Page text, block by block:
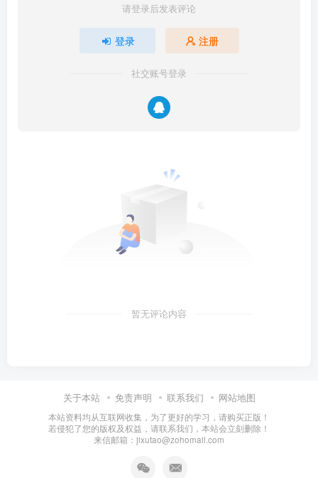
请登录后发表评论
登录 注册
社交账号登录
暂无评论内容
关于本站 免责声明 联系我们 网站地图
本站资料均从互联网收集，为了更好的学习，请购买正版！
若侵犯了您的版权及权益，请联系我们，本站会立刻删除！
来信邮箱：jixutao@zohomail.com